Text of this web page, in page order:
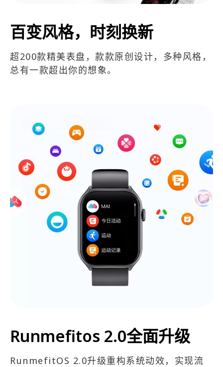
百变风格，时刻换新
超200款精美表盘，款款原创设计，多种风格，
总有一款超出你的想象。
Runmefitos 2.0全面升级
RunmefitOS 2.0升级重构系统动效，实现流